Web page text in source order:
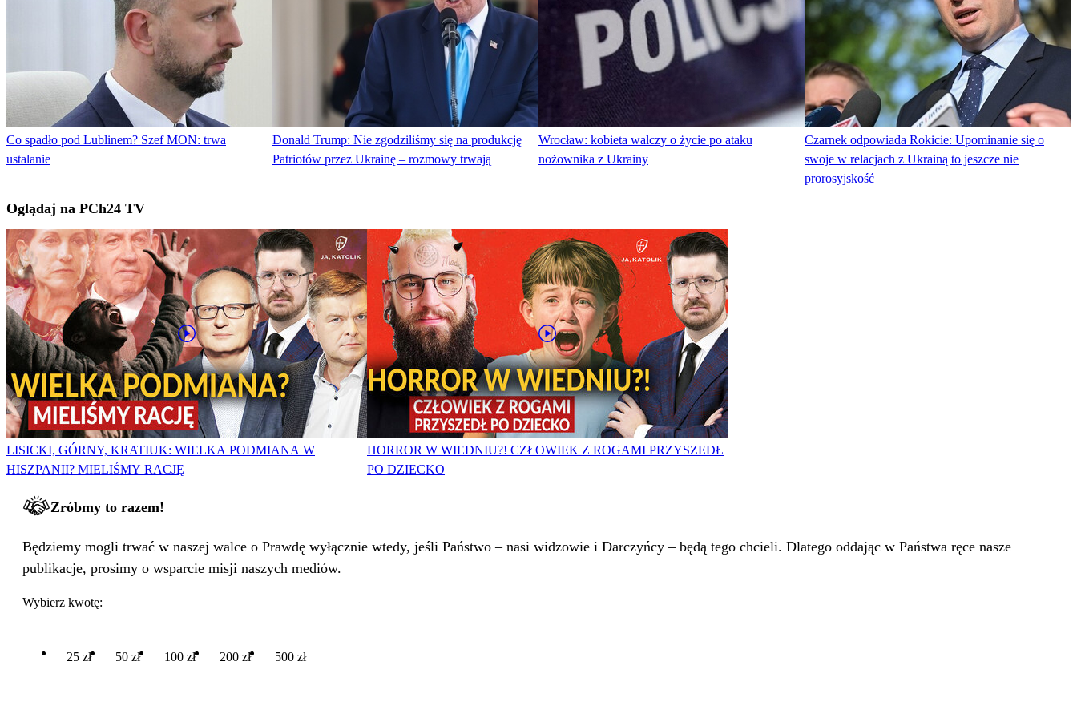
Co spadło pod Lublinem? Szef MON: trwa
ustalanie
Donald Trump: Nie zgodziliśmy się na produkcję
Patriotów przez Ukrainę – rozmowy trwają
Wrocław: kobieta walczy o życie po ataku
nożownika z Ukrainy
Czarnek odpowiada Rokicie: Upominanie się o
swoje w relacjach z Ukrainą to jeszcze nie
prorosyjskość
Oglądaj na PCh24 TV
LISICKI, GÓRNY, KRATIUK: WIELKA PODMIANA W
HISZPANII? MIELIŚMY RACJĘ
HORROR W WIEDNIU?! CZŁOWIEK Z ROGAMI PRZYSZEDŁ
PO DZIECKO
Zróbmy to razem!
Będziemy mogli trwać w naszej walce o Prawdę wyłącznie wtedy, jeśli Państwo – nasi widzowie i Darczyńcy – będą tego chcieli. Dlatego oddając w Państwa ręce nasze
publikacje, prosimy o wsparcie misji naszych mediów.
Wybierz kwotę:
25 zł 50 zł 100 zł 200 zł 500 zł